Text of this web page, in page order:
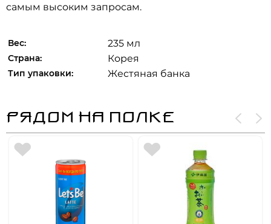
самым высоким запросам.
Вес: 235 мл
Страна: Корея
Тип упаковки: Жестяная банка
РЯДОМ НА ПОЛКЕ